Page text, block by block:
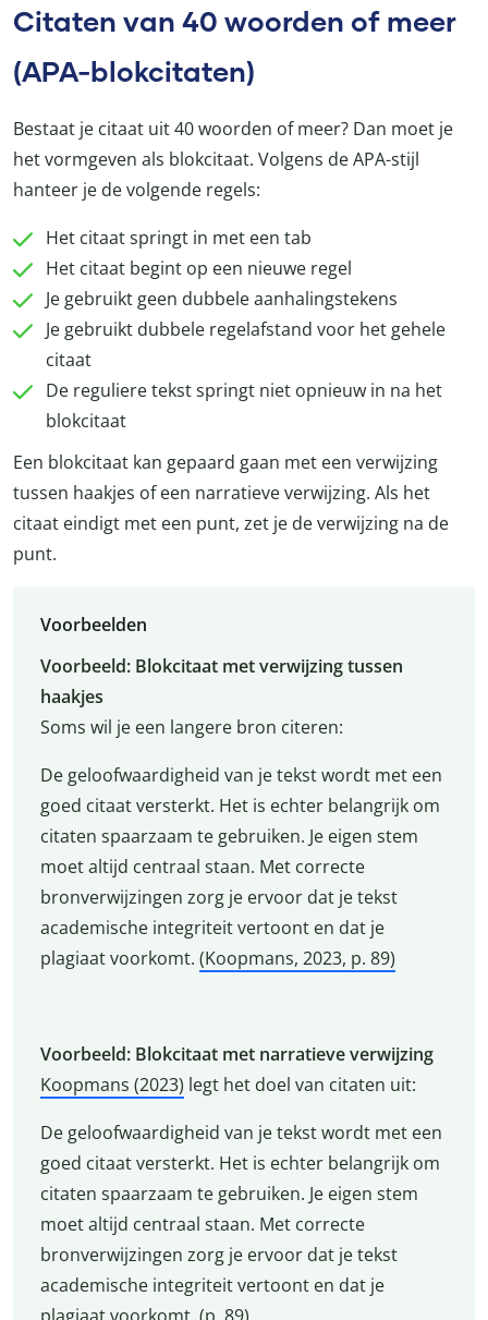
Citaten van 40 woorden of meer
(APA-blokcitaten)
Bestaat je citaat uit 40 woorden of meer? Dan moet je
het vormgeven als blokcitaat. Volgens de APA-stijl
hanteer je de volgende regels:
Het citaat springt in met een tab
Het citaat begint op een nieuwe regel
Je gebruikt geen dubbele aanhalingstekens
Je gebruikt dubbele regelafstand voor het gehele
citaat
De reguliere tekst springt niet opnieuw in na het
blokcitaat
Een blokcitaat kan gepaard gaan met een verwijzing
tussen haakjes of een narratieve verwijzing. Als het
citaat eindigt met een punt, zet je de verwijzing na de
punt.
Voorbeelden
Voorbeeld: Blokcitaat met verwijzing tussen
haakjes
Soms wil je een langere bron citeren:
De geloofwaardigheid van je tekst wordt met een
goed citaat versterkt. Het is echter belangrijk om
citaten spaarzaam te gebruiken. Je eigen stem
moet altijd centraal staan. Met correcte
bronverwijzingen zorg je ervoor dat je tekst
academische integriteit vertoont en dat je
plagiaat voorkomt. (Koopmans, 2023, p. 89)
Voorbeeld: Blokcitaat met narratieve verwijzing
Koopmans (2023) legt het doel van citaten uit:
De geloofwaardigheid van je tekst wordt met een
goed citaat versterkt. Het is echter belangrijk om
citaten spaarzaam te gebruiken. Je eigen stem
moet altijd centraal staan. Met correcte
bronverwijzingen zorg je ervoor dat je tekst
academische integriteit vertoont en dat je